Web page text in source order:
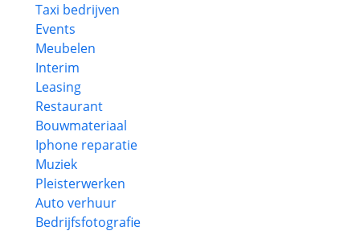
Taxi bedrijven
Events
Meubelen
Interim
Leasing
Restaurant
Bouwmateriaal
Iphone reparatie
Muziek
Pleisterwerken
Auto verhuur
Bedrijfsfotografie